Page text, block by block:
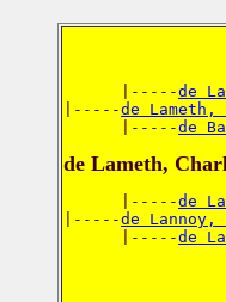
      |-----
de
|-----de Lameth,
      |-----
de
de Lameth,
      |-----
de
|-----de Lannoy,
      |-----
de